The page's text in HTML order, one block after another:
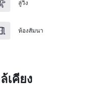
ลู่วิ่ง
ห้องสัมนา
เคียง